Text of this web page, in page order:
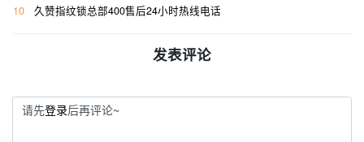
10
久赞指纹锁总部400售后24小时热线电话
发表评论
请先登录后再评论~